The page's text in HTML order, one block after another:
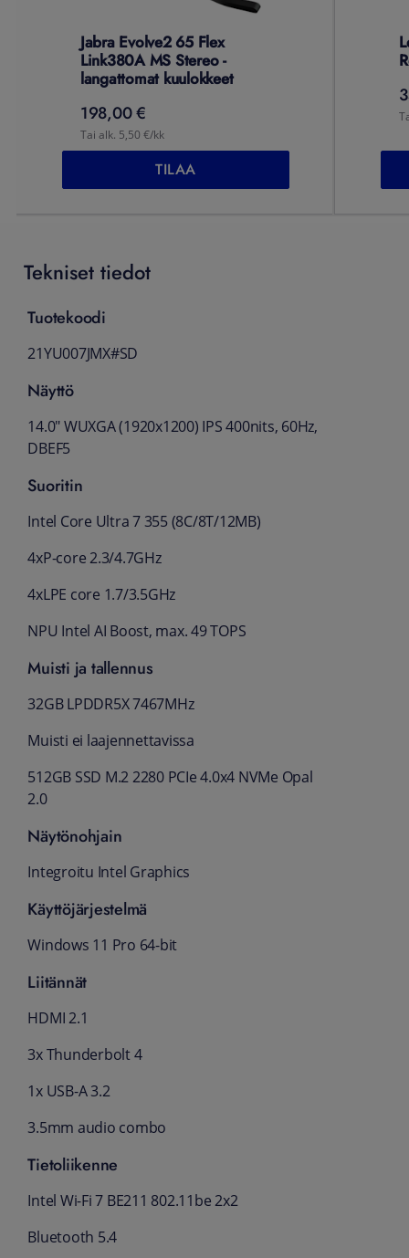
Jabra Evolve2 65 Flex
Link380A MS Stereo -
langattomat kuulokkeet
198,00 €
Tai alk. 5,50 €/kk
TILAA
Tekniset tiedot
Tuotekoodi
21YU007JMX#SD
Näyttö
14.0" WUXGA (1920x1200) IPS 400nits, 60Hz,
DBEF5
Suoritin
Intel Core Ultra 7 355 (8C/8T/12MB)
4xP-core 2.3/4.7GHz
4xLPE core 1.7/3.5GHz
NPU Intel AI Boost, max. 49 TOPS
Muisti ja tallennus
32GB LPDDR5X 7467MHz
Muisti ei laajennettavissa
512GB SSD M.2 2280 PCIe 4.0x4 NVMe Opal
2.0
Näytönohjain
Integroitu Intel Graphics
Käyttöjärjestelmä
Windows 11 Pro 64-bit
Liitännät
HDMI 2.1
3x Thunderbolt 4
1x USB-A 3.2
3.5mm audio combo
Tietoliikenne
Intel Wi-Fi 7 BE211 802.11be 2x2
Bluetooth 5.4